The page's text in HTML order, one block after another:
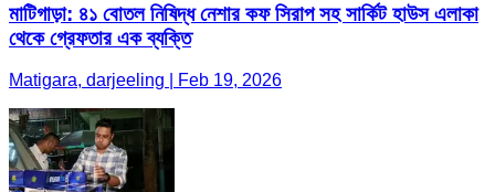
মাটিগাড়া: ৪১ বোতল নিষিদ্ধ নেশার কফ সিরাপ সহ সার্কিট হাউস এলাকা
থেকে গ্রেফতার এক ব্যক্তি
Matigara, darjeeling | Feb 19, 2026